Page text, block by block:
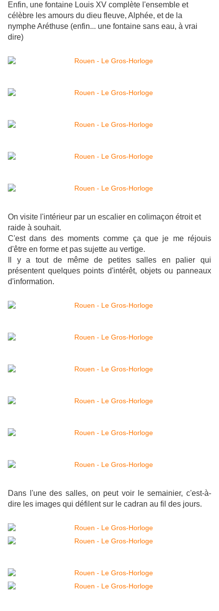
Enfin, une fontaine Louis XV complète l'ensemble et
célèbre les amours du dieu fleuve, Alphée, et de la
nymphe Aréthuse (enfin... une fontaine sans eau, à vrai
dire)
On visite l'intérieur par un escalier en colimaçon étroit et
raide à souhait.
C'est dans des moments comme ça que je me réjouis
d'être en forme et pas sujette au vertige.
Il y a tout de même de petites salles en palier qui
présentent quelques points d'intérêt, objets ou panneaux
d'information.
Dans l'une des salles, on peut voir le semainier, c'est-à-
dire les images qui défilent sur le cadran au fil des jours.